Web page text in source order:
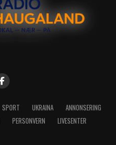
SPORT UKRAINA
ANNONSERING
PERSONVERN LIVESENTER